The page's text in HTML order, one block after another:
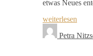
etwas Neues
weiterlesen
Petra